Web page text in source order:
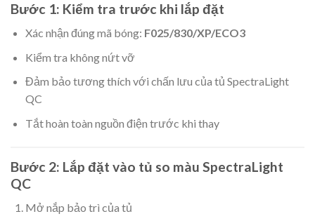
Bước 1: Kiểm tra trước khi lắp đặt
Xác nhận đúng mã bóng: F025/830/XP/ECO3
Kiểm tra không nứt vỡ
Đảm bảo tương thích với chấn lưu của tủ SpectraLight
QC
Tắt hoàn toàn nguồn điện trước khi thay
Bước 2: Lắp đặt vào tủ so màu SpectraLight
QC
Mở nắp bảo trì của tủ